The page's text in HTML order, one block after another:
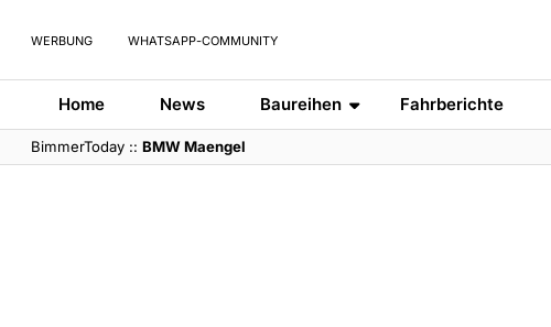
WERBUNG WHATSAPP-COMMUNITY
Home News Baureihen Fahrberichte
BimmerToday ::BMW Maengel